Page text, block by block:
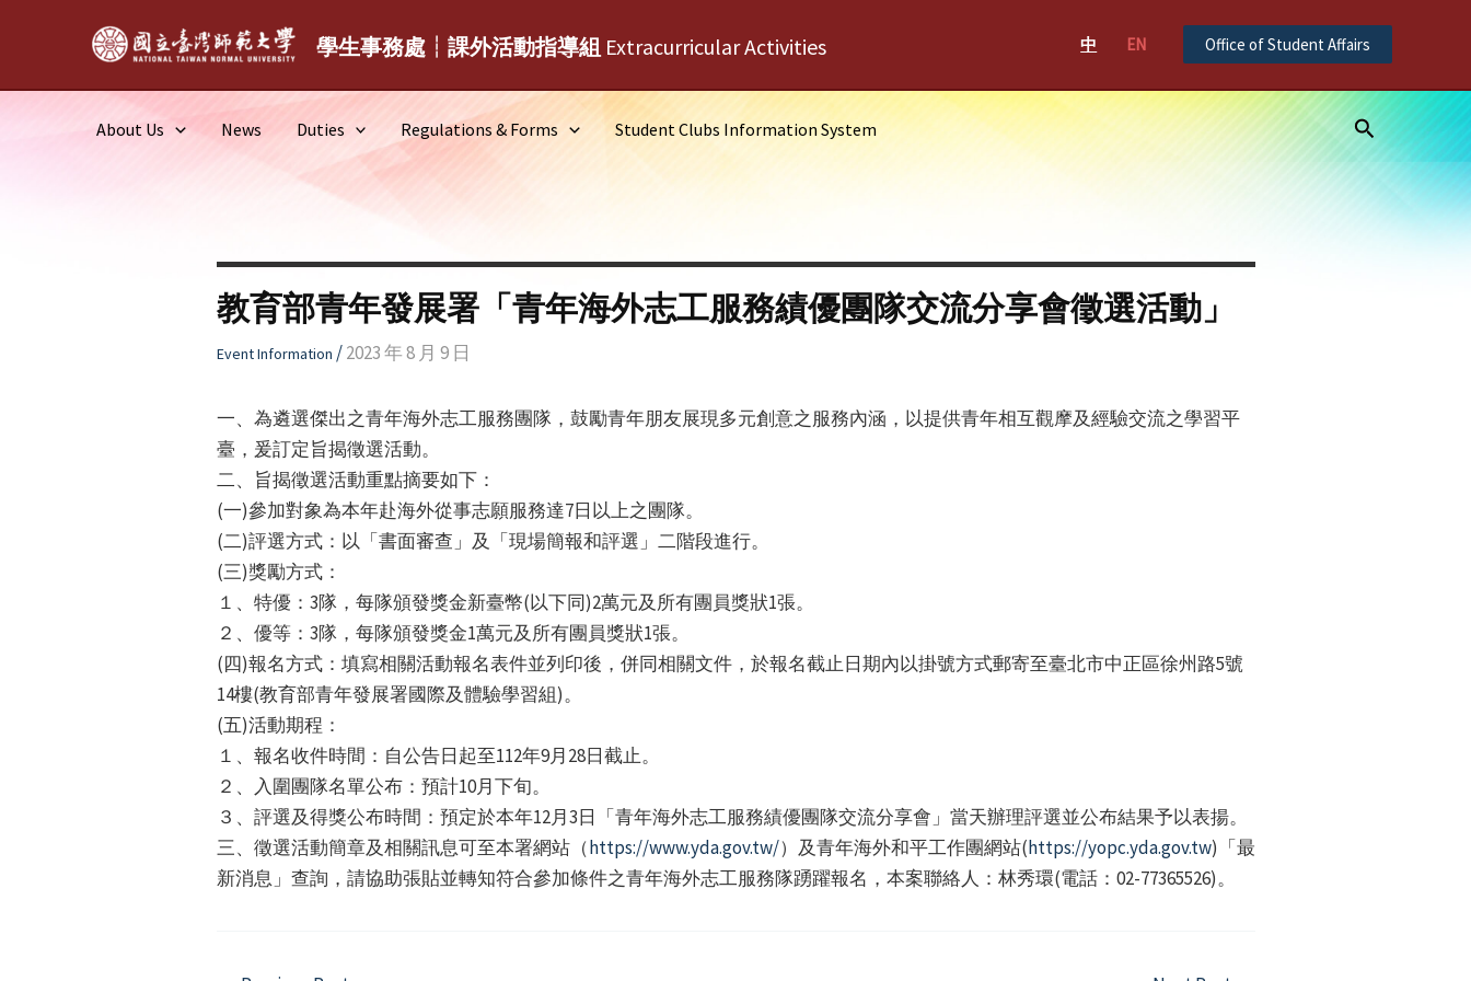
學生事務處┆課外活動指導組 Extracurricular Activities 中 EN Office of Student Affairs
About Us News Duties Regulations & Forms Student Clubs Information System Search
教育部青年發展署「青年海外志工服務績優團隊交流分享會徵選活動」
Event Information /2023 年 8 月 9 日
一、為遴選傑出之青年海外志工服務團隊，鼓勵青年朋友展現多元創意之服務內涵，以提供青年相互觀摩及經驗交流之學習平
臺，爰訂定旨揭徵選活動。
二、旨揭徵選活動重點摘要如下：
(一)參加對象為本年赴海外從事志願服務達7日以上之團隊。
(二)評選方式：以「書面審查」及「現場簡報和評選」二階段進行。
(三)獎勵方式：
１、特優：3隊，每隊頒發獎金新臺幣(以下同)2萬元及所有團員獎狀1張。
２、優等：3隊，每隊頒發獎金1萬元及所有團員獎狀1張。
(四)報名方式：填寫相關活動報名表件並列印後，併同相關文件，於報名截止日期內以掛號方式郵寄至臺北市中正區徐州路5號
14樓(教育部青年發展署國際及體驗學習組)。
(五)活動期程：
１、報名收件時間：自公告日起至112年9月28日截止。
２、入圍團隊名單公布：預計10月下旬。
３、評選及得獎公布時間：預定於本年12月3日「青年海外志工服務績優團隊交流分享會」當天辦理評選並公布結果予以表揚。
三、徵選活動簡章及相關訊息可至本署網站（https://www.yda.gov.tw/）及青年海外和平工作團網站(https://yopc.yda.gov.tw)「最
新消息」查詢，請協助張貼並轉知符合參加條件之青年海外志工服務隊踴躍報名，本案聯絡人：林秀環(電話：02-77365526)。